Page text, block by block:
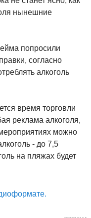
нынешние
попросили
согласно
алкоголь
время торговли
реклама алкоголя,
можно
- до 7,5
на пляжах будет